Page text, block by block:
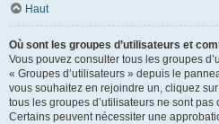
Haut
Où sont les groupes d’utilisateurs et
Vous pouvez consulter tous les groupes
« Groupes d’utilisateurs » depuis le
vous souhaitez en rejoindre un, cliquez
tous les groupes d’utilisateurs ne sont
Certains peuvent nécessiter une